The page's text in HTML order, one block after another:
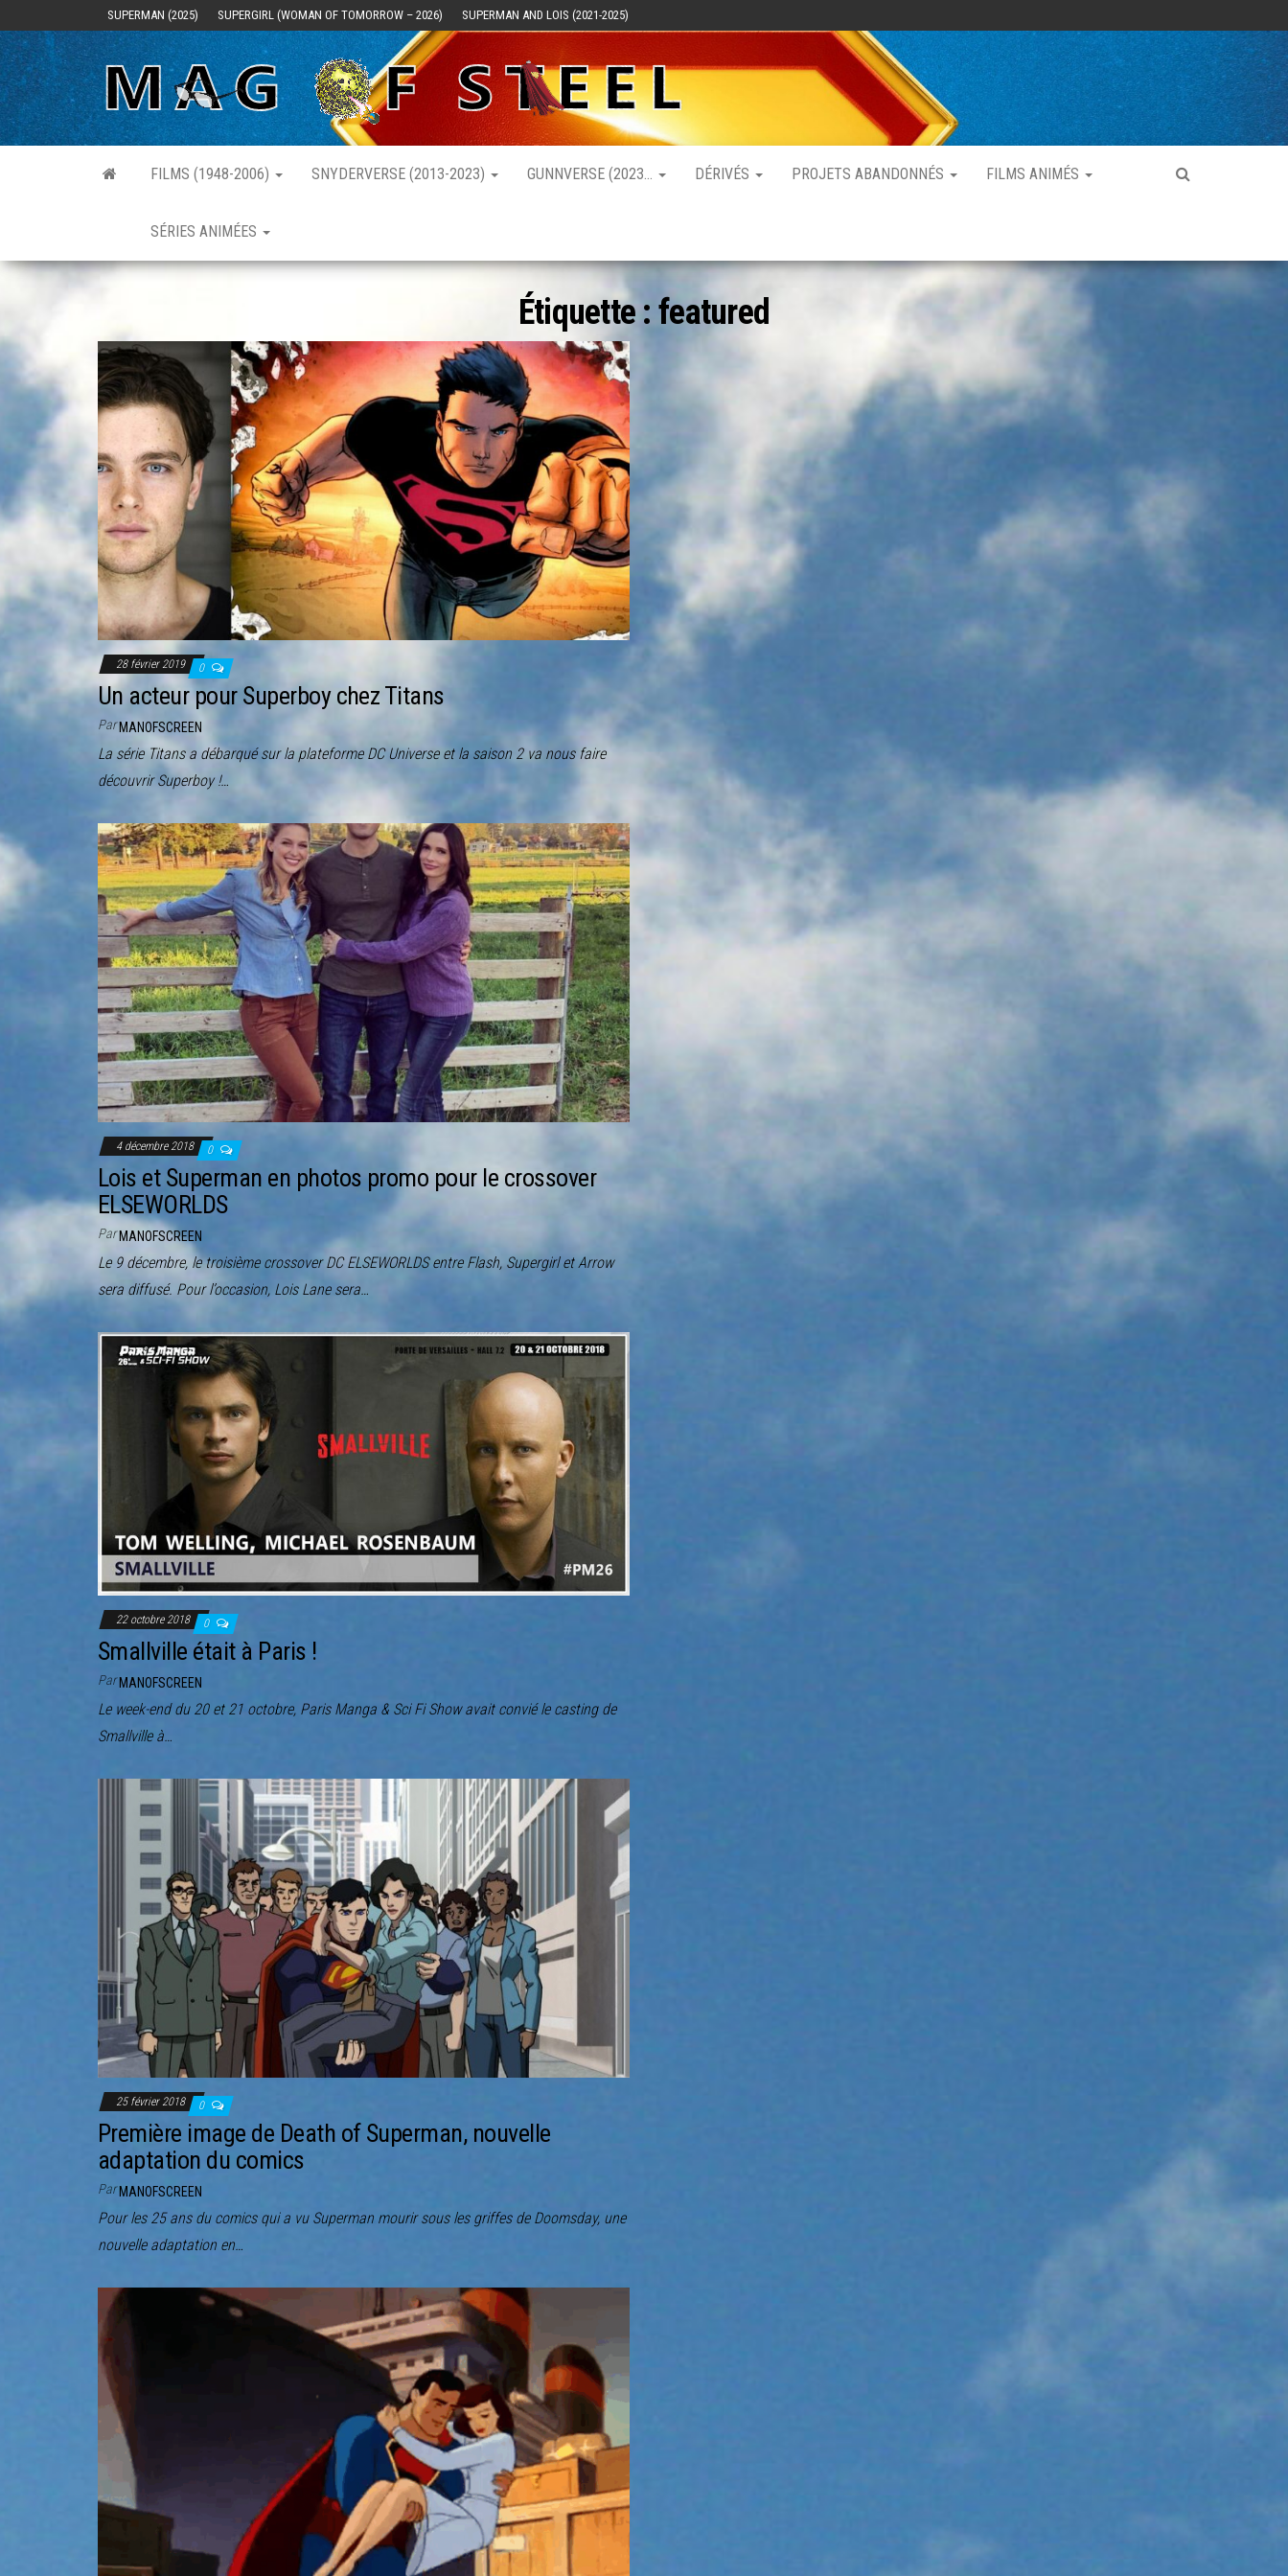
to
the
content
SUPERMAN (2025) SUPERGIRL (WOMAN OF TOMORROW – 2026) SUPERMAN AND LOIS (2021-2025)
Steel –
Superman
FILMS (1948-2006) SNYDERVERSE (2013-2023) GUNNVERSE (2023… DÉRIVÉS PROJETS ABANDONNÉS FILMS ANIMÉS
SÉRIES ANIMÉES
Étiquette :featured
28 février 2019 0
Un acteur pour Superboy chez Titans
ParMANOFSCREEN
La série Titans a débarqué sur la plateforme DC Universe et la saison 2 va nous faire
découvrir Superboy !…
4 décembre 2018 0
Lois et Superman en photos promo pour le crossover
ELSEWORLDS
ParMANOFSCREEN
Le 9 décembre, le troisième crossover DC ELSEWORLDS entre Flash, Supergirl et Arrow
sera diffusé. Pour l’occasion, Lois Lane sera…
22 octobre 2018 0
Smallville était à Paris !
ParMANOFSCREEN
Le week-end du 20 et 21 octobre, Paris Manga & Sci Fi Show avait convié le casting de
Smallville à…
25 février 2018 0
Première image de Death of Superman, nouvelle
adaptation du comics
ParMANOFSCREEN
Pour les 25 ans du comics qui a vu Superman mourir sous les griffes de Doomsday, une
nouvelle adaptation en…